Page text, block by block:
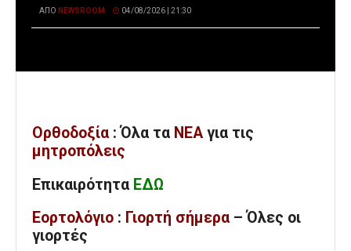
ΑΠΌ NEWSROOM 04/08/2026 | 21:30
Ορθοδοξία : Όλα τα ΝΕΑ για τις
μητροπόλεις
Επικαιρότητα ΕΔΩ
Εορτολόγιο : Γιορτή σήμερα – Όλες οι
γιορτές